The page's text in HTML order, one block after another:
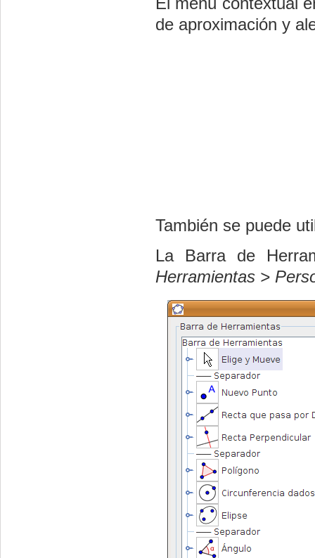
de aproximación y
También se puede
La Barra de
Herramientas >